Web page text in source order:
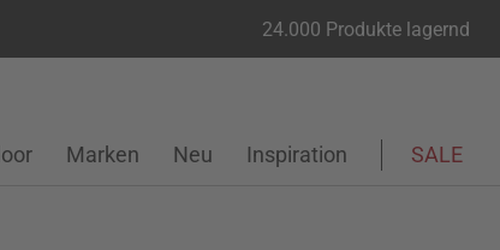
24.000 Produkte lagernd
Marken Neu Inspiration SALE